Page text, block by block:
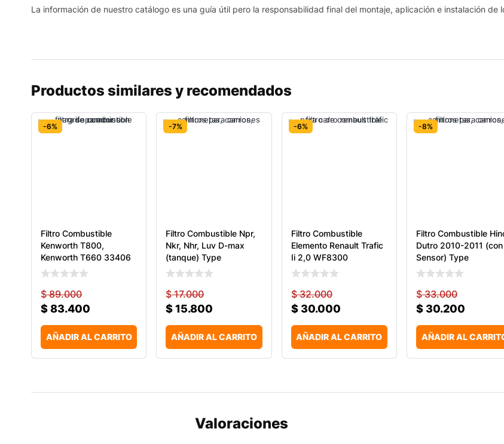
La información de nuestro catálogo es una guía útil pero la responsabilidad final del montaje, aplicación e instalación de
Productos similares y recomendados
-6%
Filtro Combustible
Kenworth T800,
Kenworth T660 33406
Wix
$89.000
$83.400
AÑADIR AL CARRITO
-7%
Filtro Combustible Npr,
Nkr, Nhr, Luv D-max
(tanque) Type
$17.000
$15.800
AÑADIR AL CARRITO
-6%
Filtro Combustible
Elemento Renault Trafic
Ii 2,0 WF8300
$32.000
$30.000
AÑADIR AL CARRITO
-8%
Filtro Combustible
Dutro 2010-2011 (con
Sensor) Type
$33.000
$30.200
AÑADIR AL
Valoraciones